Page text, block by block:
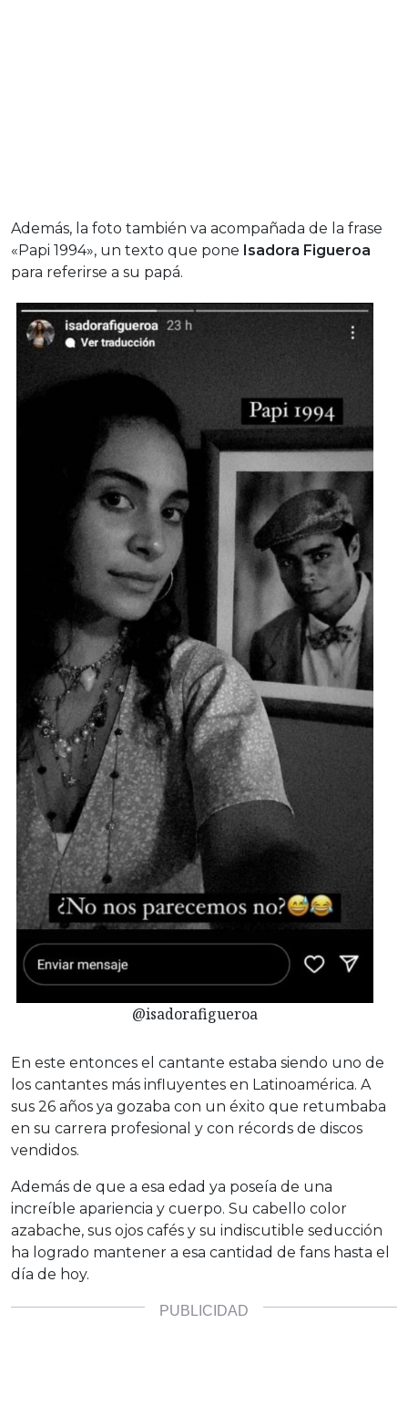
Además, la foto también va acompañada de la frase
«Papi 1994», un texto que pone Isadora Figueroa
para referirse a su papá.
@isadorafigueroa
En este entonces el cantante estaba siendo uno de
los cantantes más influyentes en Latinoamérica. A
sus 26 años ya gozaba con un éxito que retumbaba
en su carrera profesional y con récords de discos
vendidos.
Además de que a esa edad ya poseía de una
increíble apariencia y cuerpo. Su cabello color
azabache, sus ojos cafés y su indiscutible seducción
ha logrado mantener a esa cantidad de fans hasta el
día de hoy.